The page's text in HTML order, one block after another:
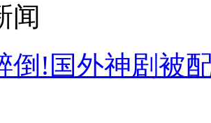
闻
倒!国外神剧被